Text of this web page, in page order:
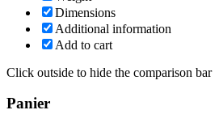
Dimensions
Additional information
Add to cart
Click outside to hide the comparison bar
Panier